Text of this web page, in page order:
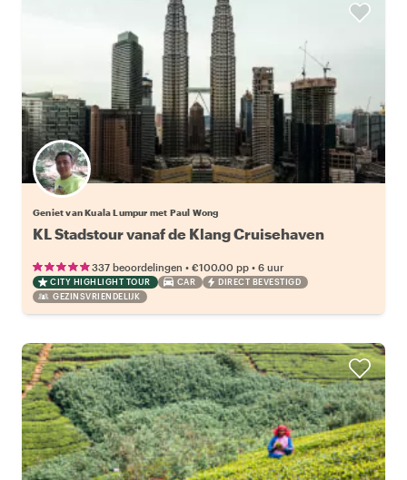
Geniet van Kuala Lumpur met Paul Wong
KL Stadstour vanaf de Klang Cruisehaven
337 beoordelingen • €100.00 pp • 6 uur
CITY HIGHLIGHT TOUR CAR
DIRECT BEVESTIGD
GEZINSVRIENDELIJK